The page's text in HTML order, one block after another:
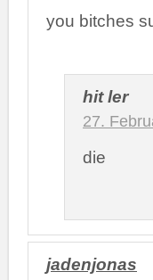
you bitches
hit ler
27.
die
jadenjonas